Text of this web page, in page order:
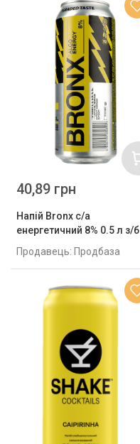
Напій Bronx с/а
енергетичний 8% 0.5 л з/б
Продавець: Продбаза
40,89 грн